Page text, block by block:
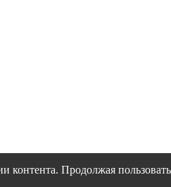
Продолжая